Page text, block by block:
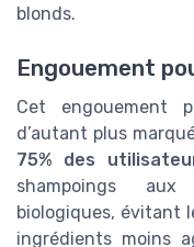
blonds.
Engouement
Cet engouement
d’autant plus
75% des
shampoings
biologiques, évitant
ingrédients moins